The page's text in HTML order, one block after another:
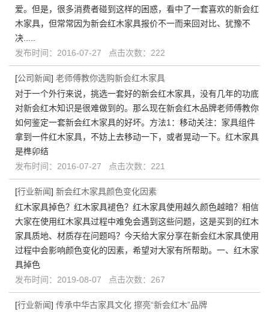
爱。但是，很多消费者碰到这样的困惑，看中了一套喜欢的新会红
木家具，但常常因为新会红木家具报价不一而来回对比、犹豫不
决.....
发布时间：2016-07-27 点击次数：222
[公司新闻] 老师傅教你选购新会红木家具
对于一个外行来说，挑选一套好的新会红木家具，没有几年的功底
对新会红木知识是很难做到的。那么现在新会红木品牌老师傅教你
如何鉴定一套新会红木家具的好坏。方法1：移动关注：家具组件
拿到一件红木家具，不妨上去移动一下，或者晃动一下。红木家具
是榫卯结
发布时间：2016-07-27 点击次数：221
[行业新闻] 新会红木家具颜色变化因素
红木家具掉色？红木家具褪色？红木家具使用越久颜色越暗？相信
大家在使用红木家具过程中难免会遇到这些问题，这是买到的红木
家具质地、材质存在问题吗？今天给大家分享在新会红木家具使用
过程中会影响颜色变化的因素，希望对大家有所帮助。一、红木家
具掉色
发布时间：2019-08-07 点击次数：267
[行业新闻] 传承中华古家具文化 擦亮“新会红木”品牌